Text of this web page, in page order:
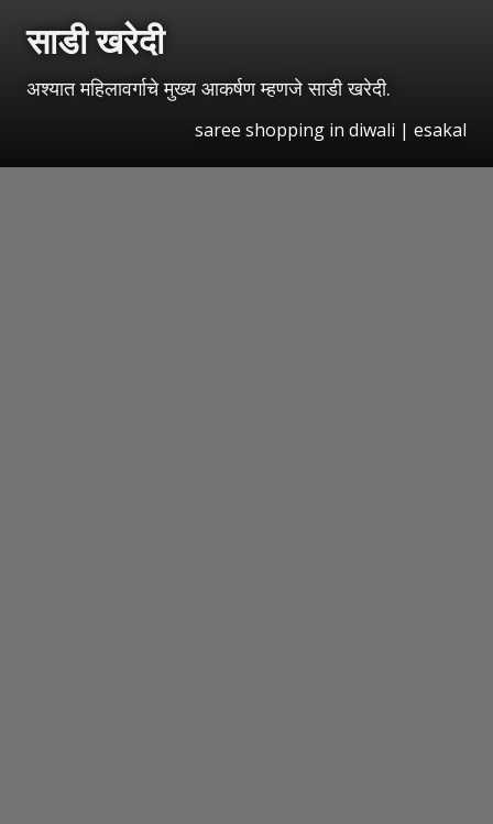
साडी खरेदी
अश्यात महिलावर्गाचे मुख्य आकर्षण म्हणजे साडी खरेदी.
saree shopping in diwali | esakal